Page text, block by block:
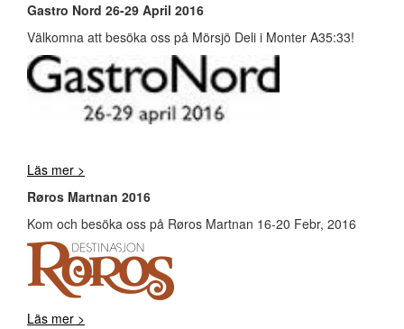
Gastro Nord 26-29 April 2016
Välkomna att besöka oss på Mörsjö Deli i Monter A35:33!
Läs mer >
Røros Martnan 2016
Kom och besöka oss på Røros Martnan 16-20 Febr, 2016
Läs mer >